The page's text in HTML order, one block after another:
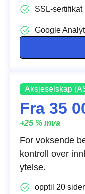
SSL-sertifikat
Google
Aksjeselskap
Fra 35
+25 % mva
For voksende
kontroll over
ytelse.
opptil 20 sider